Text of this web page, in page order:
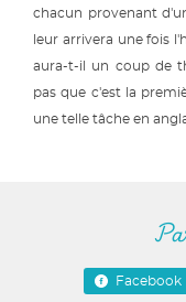
chacun provenant
leur arrivera une fois
aura-t-il un coup de
pas que c'est la
une telle tâche en
Facebook